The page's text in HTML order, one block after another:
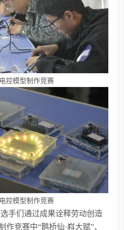
控模型制作竞赛
控模型制作竞赛
手们通过成果诠释劳动创造
竞赛中“鹊桥仙·嵙大赋”、